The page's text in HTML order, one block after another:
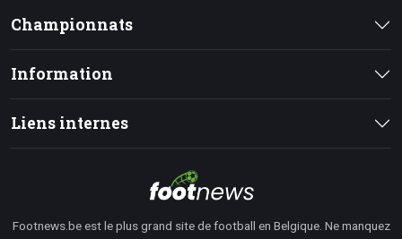
Championnats
Information
Liens internes
Footnews.be est le plus grand site de football en Belgique. Ne manquez